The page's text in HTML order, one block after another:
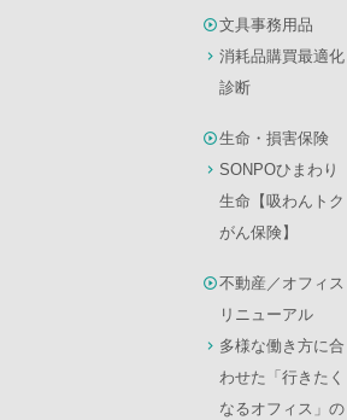
文具事務用品
消耗品購買最適化
診断
生命・損害保険
SONPOひまわり
生命【吸わんトク
がん保険】
不動産／オフィス
リニューアル
多様な働き方に合
わせた「行きたく
なるオフィス」の